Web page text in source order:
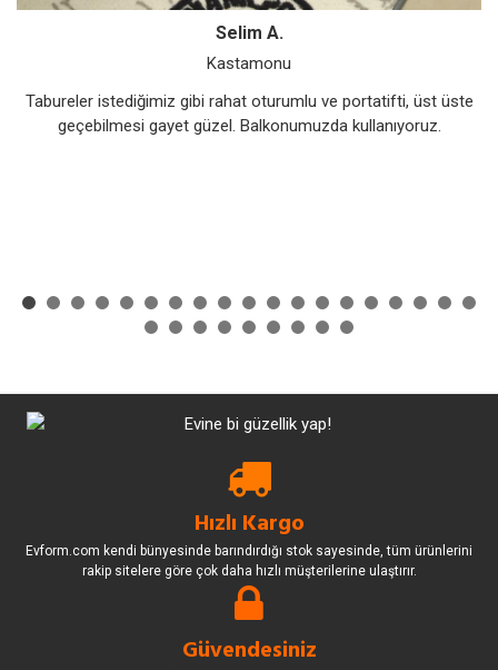
Selim A.
Kastamonu
Tabureler istediğimiz gibi rahat oturumlu ve portatifti, üst üste
geçebilmesi gayet güzel. Balkonumuzda kullanıyoruz.
Hızlı Kargo
Evform.com kendi bünyesinde barındırdığı stok sayesinde, tüm ürünlerini
rakip sitelere göre çok daha hızlı müşterilerine ulaştırır.
Güvendesiniz